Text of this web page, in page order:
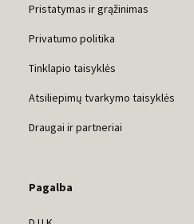
Pristatymas ir grąžinimas
Privatumo politika
Tinklapio taisyklės
Atsiliepimų tvarkymo taisyklės
Draugai ir partneriai
Pagalba